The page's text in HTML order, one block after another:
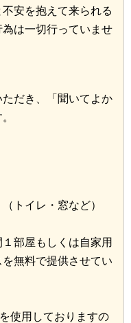
安を抱えて来られる
は一切行っていませ
だき、「聞いてよか
トイレ・窓など）
部屋もしくは自家用
無料で提供させてい
使用しておりますの